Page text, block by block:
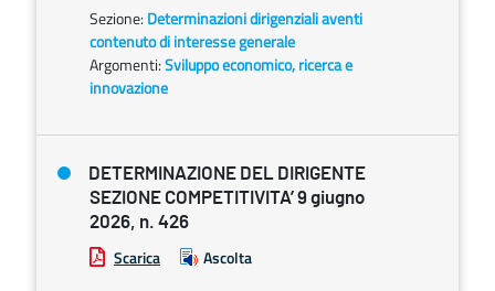
Sezione: Determinazioni dirigenziali aventi
contenuto di interesse generale
Argomenti:Sviluppo economico, ricerca e
innovazione
DETERMINAZIONE DEL DIRIGENTE
SEZIONE COMPETITIVITA’ 9 giugno
2026, n. 426
Scarica Ascolta